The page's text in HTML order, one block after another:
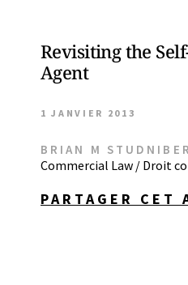
Revisiting the
Agent
1 JANVIER 2013
BRIAN M
Commercial Law / Droit
PARTAGER CET